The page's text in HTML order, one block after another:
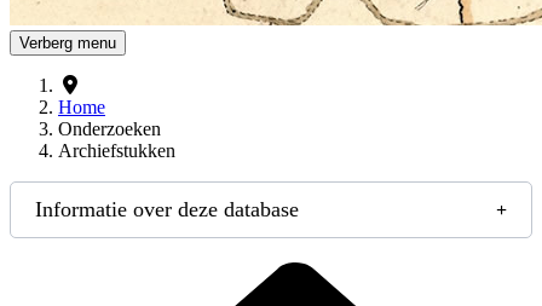
Verberg menu
Home
Onderzoeken
Archiefstukken
Informatie over deze database